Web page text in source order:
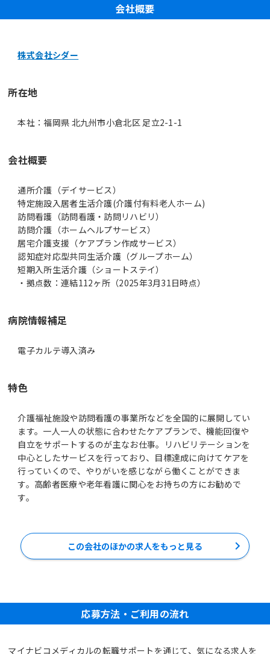
会社概要
株式会社シダー
所在地
本社：福岡県 北九州市小倉北区 足立2-1-1
会社概要
通所介護（デイサービス）
特定施設入居者生活介護(介護付有料老人ホーム)
訪問看護（訪問看護・訪問リハビリ）
訪問介護（ホームヘルプサービス）
居宅介護支援（ケアプラン作成サービス）
認知症対応型共同生活介護（グループホーム）
短期入所生活介護（ショートステイ）
・拠点数：連結112ヶ所（2025年3月31日時点）
病院情報補足
電子カルテ導入済み
特色
介護福祉施設や訪問看護の事業所などを全国的に展開してい
ます。一人一人の状態に合わせたケアプランで、機能回復や
自立をサポートするのが主なお仕事。リハビリテーションを
中心としたサービスを行っており、目標達成に向けてケアを
行っていくので、やりがいを感じながら働くことができま
す。高齢者医療や老年看護に関心をお持ちの方にお勧めで
す。
この会社のほかの求人をもっと見る
応募方法・ご利用の流れ
マイナビコメディカルの転職サポートを通じて、気になる求人を